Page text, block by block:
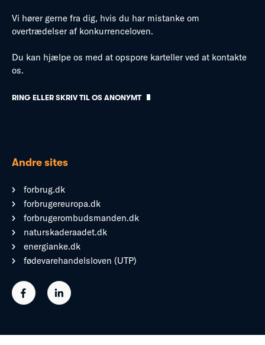
Vi hører gerne fra dig, hvis du har mistanke om
overtrædelser af konkurrenceloven.
Du kan hjælpe os med at opspore karteller ved at kontakte
os.
RING ELLER SKRIV TIL OS ANONYMT
Andre sites
forbrug.dk
forbrugereuropa.dk
forbrugerombudsmanden.dk
naturskaderaadet.dk
energianke.dk
fødevarehandelsloven (UTP)